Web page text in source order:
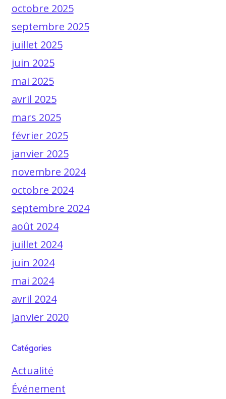
octobre 2025
septembre 2025
juillet 2025
juin 2025
mai 2025
avril 2025
mars 2025
février 2025
janvier 2025
novembre 2024
octobre 2024
septembre 2024
août 2024
juillet 2024
juin 2024
mai 2024
avril 2024
janvier 2020
Catégories
Actualité
Événement